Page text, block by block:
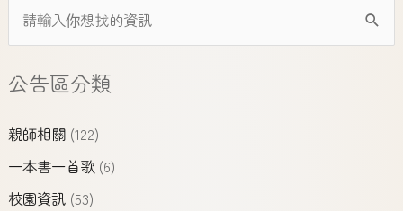
公告區分類
親師相關(122)
一本書一首歌(6)
校園資訊(53)